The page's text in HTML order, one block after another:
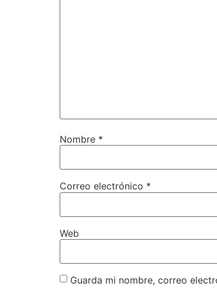
Nombre *
Correo electrónico *
Web
Guarda mi nombre, correo